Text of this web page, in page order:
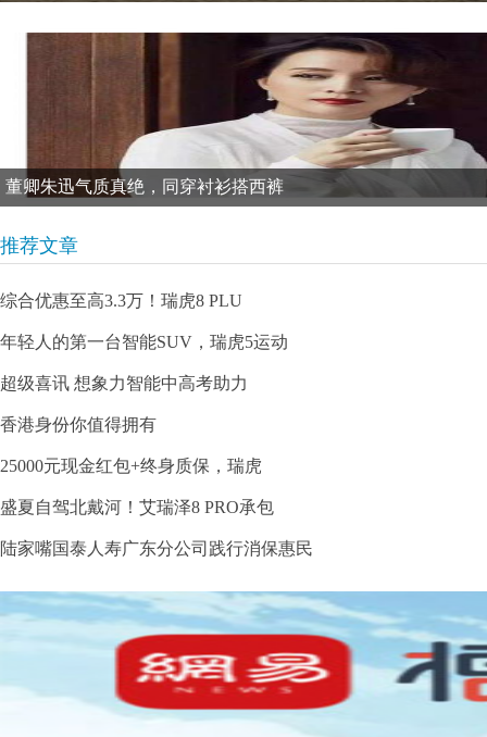
董卿朱迅气质真绝，同穿衬衫搭西裤
推荐文章
综合优惠至高3.3万！瑞虎8 PLU
年轻人的第一台智能SUV，瑞虎5运动
超级喜讯 想象力智能中高考助力
香港身份你值得拥有
25000元现金红包+终身质保，瑞虎
盛夏自驾北戴河！艾瑞泽8 PRO承包
陆家嘴国泰人寿广东分公司践行消保惠民